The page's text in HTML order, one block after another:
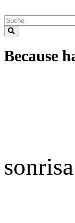
Because
sonrisa